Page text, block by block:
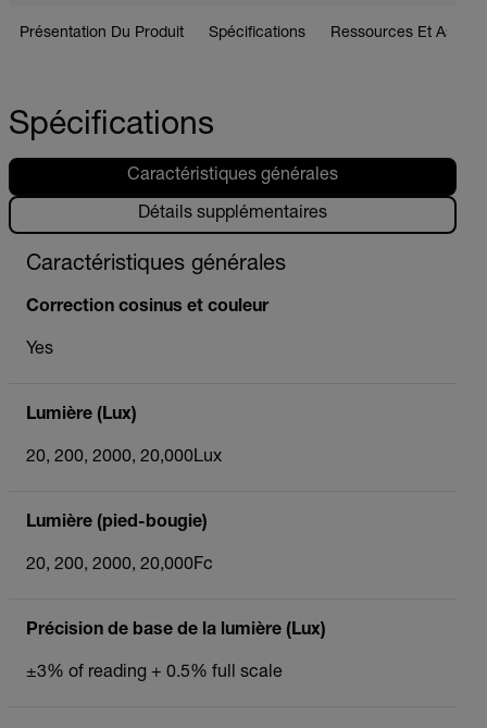
Présentation Du Produit Spécifications Ressources Et
Spécifications
Caractéristiques générales
Détails supplémentaires
Caractéristiques générales
Correction cosinus et couleur
Yes
Lumière (Lux)
20, 200, 2000, 20,000Lux
Lumière (pied-bougie)
20, 200, 2000, 20,000Fc
Précision de base de la lumière (Lux)
±3% of reading + 0.5% full scale